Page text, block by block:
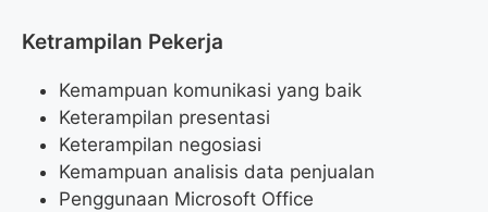
Ketrampilan Pekerja
Kemampuan komunikasi yang baik
Keterampilan presentasi
Keterampilan negosiasi
Kemampuan analisis data penjualan
Penggunaan Microsoft Office